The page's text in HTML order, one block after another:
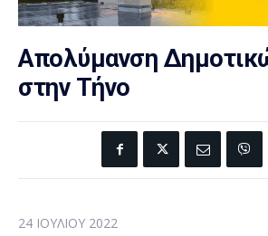
Απολύμανση
στην Τήνο
24 ΙΟΥΛΊΟΥ 2022